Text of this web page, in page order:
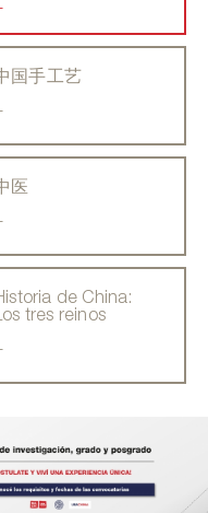
国手工艺
医
de China:
tres reinos